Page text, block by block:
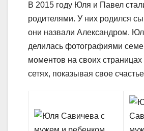
В 2015 году Юля и Павел
родителями. У них родился
они назвали Александром.
делилась фотографиями
моментов на своих
сетях, показывая свое